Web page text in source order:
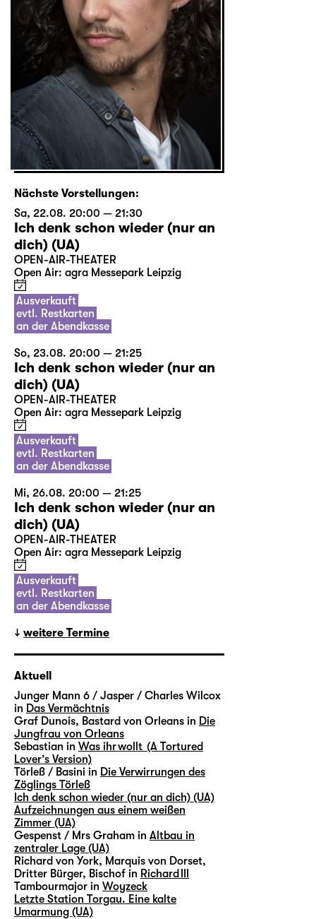
Nächste Vorstellungen:
Sa, 22.08. 20:00 — 21:30
Ich denk schon wieder (nur an
dich) (UA)
OPEN-AIR-THEATER
Open Air: agra Messepark Leipzig
Ausverkauft
evtl. Restkarten
an der Abendkasse
So, 23.08. 20:00 — 21:25
Ich denk schon wieder (nur an
dich) (UA)
OPEN-AIR-THEATER
Open Air: agra Messepark Leipzig
Ausverkauft
evtl. Restkarten
an der Abendkasse
Mi, 26.08. 20:00 — 21:25
Ich denk schon wieder (nur an
dich) (UA)
OPEN-AIR-THEATER
Open Air: agra Messepark Leipzig
Ausverkauft
evtl. Restkarten
an der Abendkasse
weitere Termine
Aktuell
Junger Mann 6 / Jasper / Charles Wilcox
in Das Vermächtnis
Graf Dunois, Bastard von Orleans in Die
Jungfrau von Orleans
Sebastian in Was ihr wollt (A Tortured
Lover’s Version)
Törleß / Basini in Die Verwirrungen des
Zöglings Törleß
Ich denk schon wieder (nur an dich) (UA)
Aufzeichnungen aus einem weißen
Zimmer (UA)
Gespenst / Mrs Graham in Altbau in
zentraler Lage (UA)
Richard von York, Marquis von Dorset,
Dritter Bürger, Bischof in Richard III
Tambourmajor in Woyzeck
Letzte Station Torgau. Eine kalte
Umarmung (UA)